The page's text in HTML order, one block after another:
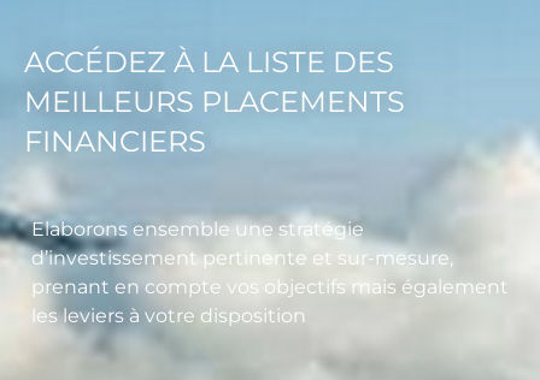
ACCÉDEZ À LA LISTE DES
MEILLEURS PLACEMENTS
FINANCIERS
Elaborons ensemble une stratégie
d’investissement pertinente et sur-mesure,
prenant en compte vos objectifs mais également
les leviers à votre disposition